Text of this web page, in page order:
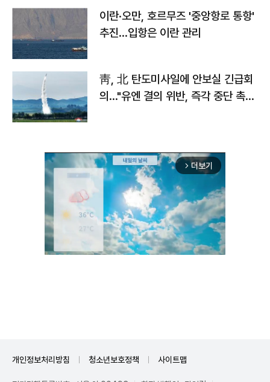
이란·오만, 호르무즈 '중앙항로 통항'
추진…입항은 이란 관리
靑, 北 탄도미사일에 안보실 긴급회
의…"유엔 결의 위반, 즉각 중단 촉
arrow_forward_ios 더보기
개인정보처리방침 청소년보호정책 사이트맵